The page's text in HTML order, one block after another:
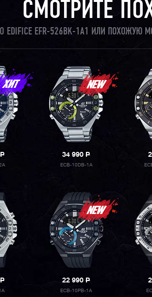
СМОТРИТЕ
EDIFICE EFR-526BK-1A1 ИЛИ
P 34 990P
ECB-10DB-1A
P 22 990P
ECB-10PB-1A